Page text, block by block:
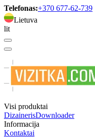
Telefonas:+370 677-62-739
Lietuva
lit
Visi produktai
DizainerisDownloader
Informacija
Kontaktai